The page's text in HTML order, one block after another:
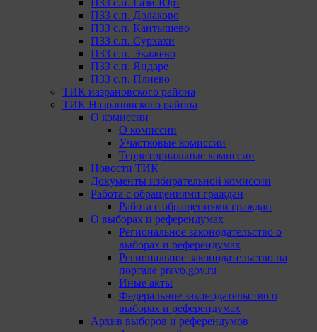
ПЗЗ с.п. Гази-Юрт
ПЗЗ с.п. Долаково
ПЗЗ с.п. Кантышево
ПЗЗ с.п. Сурхахи
ПЗЗ с.п. Экажево
ПЗЗ с.п. Яндаре
ПЗЗ с.п. Плиево
ТИК назрановского района
ТИК Назрановского района
О комиссии
О комиссии
Участковые комиссии
Территориальные комиссии
Новости ТИК
Документы избирательной комиссии
Работа с обращениями граждан
Работа с обращениями граждан
О выборах и референдумах
Региональное законодательство о
выборах и референдумах
Региональное законодательство на
портале pravo.gov.ru
Иные акты
Федеральное законодательство о
выборах и референдумах
Архив выборов и референдумов